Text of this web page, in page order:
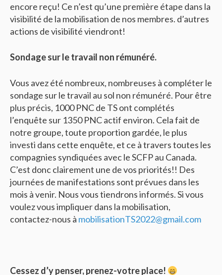
encore reçu! Ce n’est qu’une première étape dans la
visibilité de la mobilisation de nos membres. d’autres
actions de visibilité viendront!
Sondage sur le travail non rémunéré.
Vous avez été nombreux, nombreuses à compléter le
sondage sur le travail au sol non rémunéré. Pour être
plus précis, 1000 PNC de TS ont complétés
l’enquête sur 1350 PNC actif environ. Cela fait de
notre groupe, toute proportion gardée, le plus
investi dans cette enquête, et ce à travers toutes les
compagnies syndiquées avec le SCFP au Canada.
C’est donc clairement une de vos priorités!! Des
journées de manifestations sont prévues dans les
mois à venir. Nous vous tiendrons informés. Si vous
voulez vous impliquer dans la mobilisation,
contactez-nous à mobilisationTS2022@gmail.com
Cessez d’y penser, prenez-votre place!